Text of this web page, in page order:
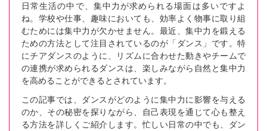
日常生活の中で、集中力が求められる場面は多いですよ
ね。学校や仕事、趣味においても、効率よく物事に取り組
むためには集中力が欠かせません。最近、集中力を鍛える
ための方法として注目されているのが「ダンス」です。特
にチアダンスのように、リズムに合わせた動きやチームで
の連携が求められるダンスは、楽しみながら自然と集中力
を高めることができるとされています。
この記事では、ダンスがどのように集中力に影響を与える
のか、その秘密を探りながら、自己表現を通じて心も整え
る方法を詳しくご紹介します。忙しい日常の中でも、ダン